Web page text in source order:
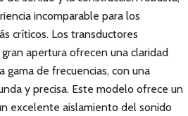
incomparable para los
críticos. Los transductores
apertura ofrecen una claridad
gama de frecuencias, con una
y precisa. Este modelo ofrece un
excelente aislamiento del sonido